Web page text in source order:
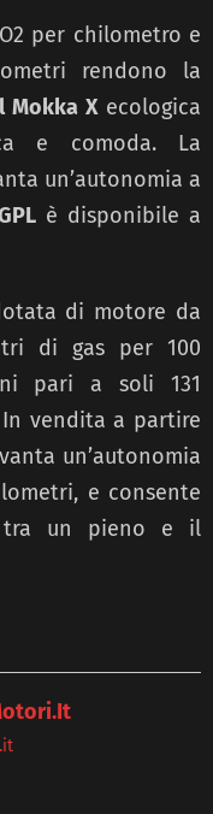
per chilometro e
rendono la
Mokka Xecologica
e comoda. La
un’autonomia a
è disponibile a
di motore da
di gas per 100
pari a soli 131
vendita a partire
vanta un’autonomia
e consente
tra un pieno e il